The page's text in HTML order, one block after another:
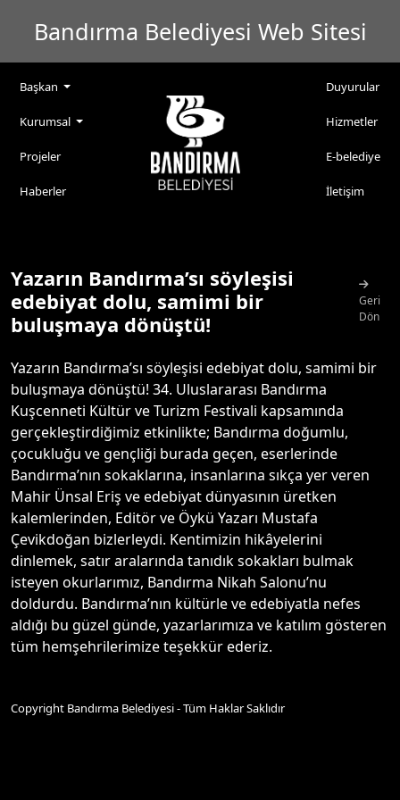
Bandırma Belediyesi Web Sitesi
Başkan
Kurumsal
Projeler
Haberler
Duyurular
Hizmetler
E-belediye
İletişim
Yazarın Bandırma’sı söyleşisi
edebiyat dolu, samimi bir
buluşmaya dönüştü!
Geri
Dön
Yazarın Bandırma’sı söyleşisi edebiyat dolu, samimi bir
buluşmaya dönüştü! 34. Uluslararası Bandırma
Kuşcenneti Kültür ve Turizm Festivali kapsamında
gerçekleştirdiğimiz etkinlikte; Bandırma doğumlu,
çocukluğu ve gençliği burada geçen, eserlerinde
Bandırma’nın sokaklarına, insanlarına sıkça yer veren
Mahir Ünsal Eriş ve edebiyat dünyasının üretken
kalemlerinden, Editör ve Öykü Yazarı Mustafa
Çevikdoğan bizlerleydi. Kentimizin hikâyelerini
dinlemek, satır aralarında tanıdık sokakları bulmak
isteyen okurlarımız, Bandırma Nikah Salonu’nu
doldurdu. Bandırma’nın kültürle ve edebiyatla nefes
aldığı bu güzel günde, yazarlarımıza ve katılım gösteren
tüm hemşehrilerimize teşekkür ederiz.
Copyright Bandırma Belediyesi - Tüm Haklar Saklıdır